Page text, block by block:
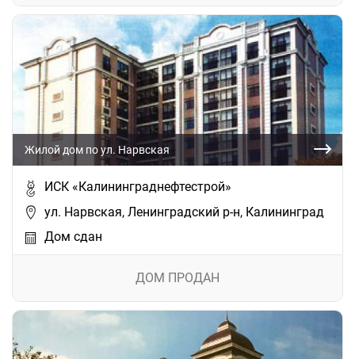
Жилой дом по ул. Нарвская
ИСК «Калининграднефтестрой»
ул. Нарвская, Ленинградский р-н, Калининград
Дом сдан
ДОМ ПРОДАН